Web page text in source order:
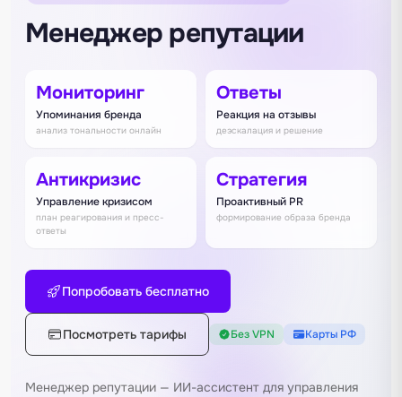
Менеджер репутации
Мониторинг
Упоминания бренда
анализ тональности онлайн
Ответы
Реакция на отзывы
деэскалация и решение
Антикризис
Управление кризисом
план реагирования и пресс-
ответы
Стратегия
Проактивный PR
формирование образа бренда
Попробовать бесплатно
Посмотреть тарифы Без VPN Карты РФ
Менеджер репутации — ИИ-ассистент для управления